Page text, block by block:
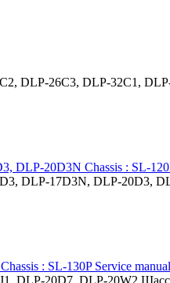
DLP-26C3, DLP-32C1,
DLP-20D3N Chassis : SL-
DLP-17D3N, DLP-20D3,
: SL-130P Service manual
DLP-20D7, DLP-20W2